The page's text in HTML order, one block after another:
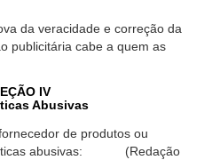
da veracidade e correção da
publicitária cabe a quem as
IV
Abusivas
de produtos ou
abusivas: (Redação